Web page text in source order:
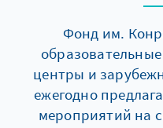
Фонд им.
центры и
ежегодно
мероприятий на